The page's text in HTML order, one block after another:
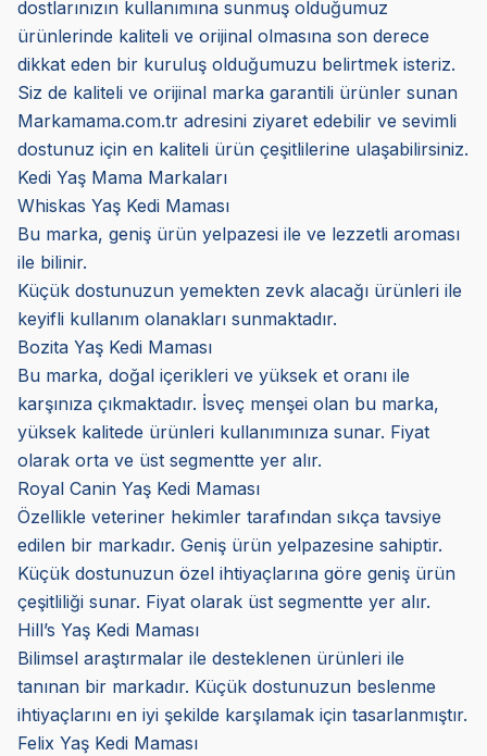
dostlarınızın kullanımına sunmuş olduğumuz
ürünlerinde kaliteli ve orijinal olmasına son derece
dikkat eden bir kuruluş olduğumuzu belirtmek isteriz.
Siz de kaliteli ve orijinal marka garantili ürünler sunan
Markamama.com.tr adresini ziyaret edebilir ve sevimli
dostunuz için en kaliteli ürün çeşitlilerine ulaşabilirsiniz.
Kedi Yaş Mama Markaları
Whiskas Yaş Kedi Maması
Bu marka, geniş ürün yelpazesi ile ve lezzetli aroması
ile bilinir.
Küçük dostunuzun yemekten zevk alacağı ürünleri ile
keyifli kullanım olanakları sunmaktadır.
Bozita Yaş Kedi Maması
Bu marka, doğal içerikleri ve yüksek et oranı ile
karşınıza çıkmaktadır. İsveç menşei olan bu marka,
yüksek kalitede ürünleri kullanımınıza sunar. Fiyat
olarak orta ve üst segmentte yer alır.
Royal Canin Yaş Kedi Maması
Özellikle veteriner hekimler tarafından sıkça tavsiye
edilen bir markadır. Geniş ürün yelpazesine sahiptir.
Küçük dostunuzun özel ihtiyaçlarına göre geniş ürün
çeşitliliği sunar. Fiyat olarak üst segmentte yer alır.
Hill’s Yaş Kedi Maması
Bilimsel araştırmalar ile desteklenen ürünleri ile
tanınan bir markadır. Küçük dostunuzun beslenme
ihtiyaçlarını en iyi şekilde karşılamak için tasarlanmıştır.
Felix Yaş Kedi Maması